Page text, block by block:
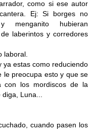
como si ese autor
Ej: Si borges no
menganito hubieran
laberintos y corredores
laboral.
ya estas como reduciendo
le preocupa esto y que se
con los mordiscos de la
Luna...
cuando pasen los